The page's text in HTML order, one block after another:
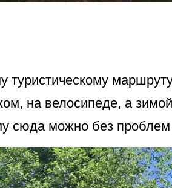
туристическому
на велосипеде, а
сюда можно без проблем